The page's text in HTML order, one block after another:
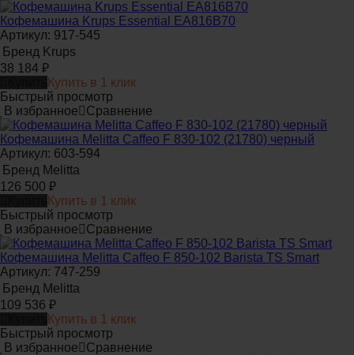
Кофемашина Krups Essential EA816B70
Артикул: 917-545
Бренд Krups
38 184 ₽
Купить в 1 клик
Быстрый просмотр
В избранное
Сравнение
Кофемашина Melitta Caffeo F 830-102 (21780) черный
Артикул: 603-594
Бренд Melitta
126 500 ₽
Купить в 1 клик
Быстрый просмотр
В избранное
Сравнение
Кофемашина Melitta Caffeo F 850-102 Barista TS Smart
Артикул: 747-259
Бренд Melitta
109 536 ₽
Купить в 1 клик
Быстрый просмотр
В избранное
Сравнение